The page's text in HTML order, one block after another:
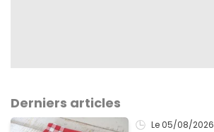
Derniers articles
Le 05/08/2026